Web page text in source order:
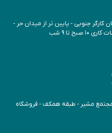
کارگر جنوبی - پایین تر از میدان حر -
تا 9 شب
مشیر - طبقه همکف - فروشگاه